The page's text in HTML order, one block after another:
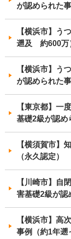
が認められた
【横浜市】う
遡及 約600万
【横浜市】う
が認められた
【東京都】一
基礎2級が認め
【横須賀市】
（永久認定）
【川崎市】自
害基礎2級が認
【横浜市】高
事例（約1年遡